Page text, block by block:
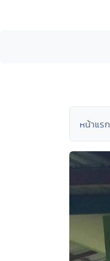
หน้าแรก